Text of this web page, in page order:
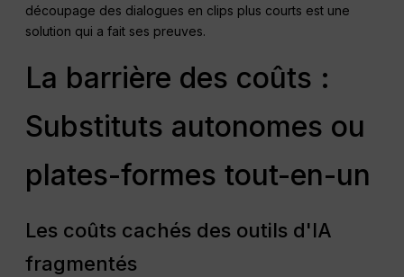
découpage des dialogues en clips plus courts est une
solution qui a fait ses preuves.
La barrière des coûts :
Substituts autonomes ou
plates-formes tout-en-un
Les coûts cachés des outils d'IA
fragmentés